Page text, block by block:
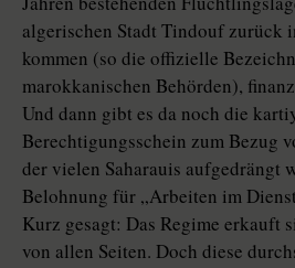
algerischen Stadt Tindouf zurück
kommen (so die offizielle
marokkanischen Behörden),
Und dann gibt es da noch die
Berechtigungsschein zum Bezug
der vielen Saharauis aufgedrängt
Belohnung für „Arbeiten im
Kurz gesagt: Das Regime erkauft
von allen Seiten. Doch diese